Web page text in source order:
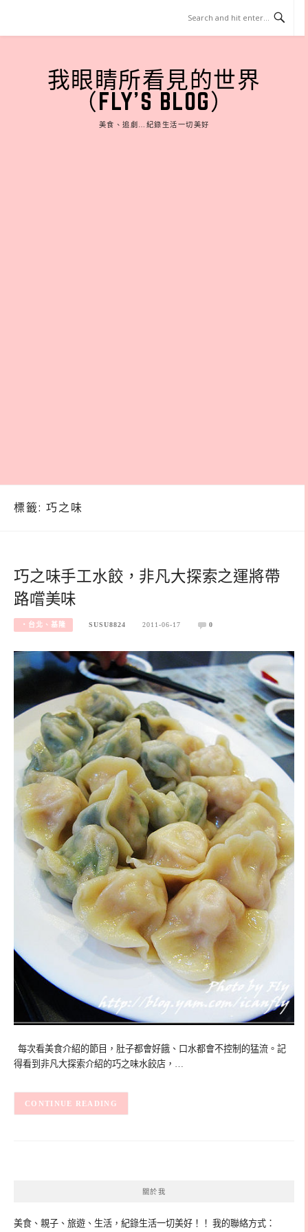
content
我眼睛所看見的世界
（FLY'S BLOG）
美食、追劇…紀錄生活一切美好
標籤: 巧之味
巧之味手工水餃，非凡大探索之運將帶
路嚐美味
‧台北、基隆 SUSU8824 2011-06-17 0
每次看美食介紹的節目，肚子都會好餓、口水都會不控制的猛流。記
得看到非凡大探索介紹的巧之味水餃店，…
CONTINUE READING
關於我
美食、親子、旅遊、生活，紀錄生活一切美好！！ 我的聯絡方式：